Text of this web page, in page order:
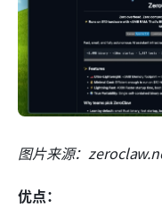
图片来源：
优点：